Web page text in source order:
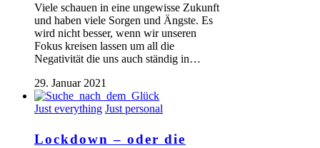
Viele schauen in eine ungewisse Zukunft
und haben viele Sorgen und Ängste. Es
wird nicht besser, wenn wir unseren
Fokus kreisen lassen um all die
Negativität die uns auch ständig in…
29. Januar 2021
Just everything Just personal
Lockdown – oder die